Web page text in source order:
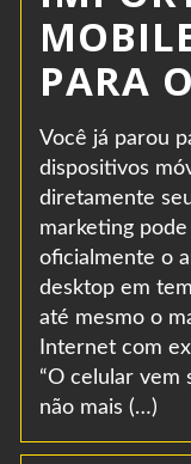
PARA
Você já parou
dispositivos
diretamente
marketing
oficialmente o
desktop em
até mesmo o
Internet com
“O celular vem
não mais (…)